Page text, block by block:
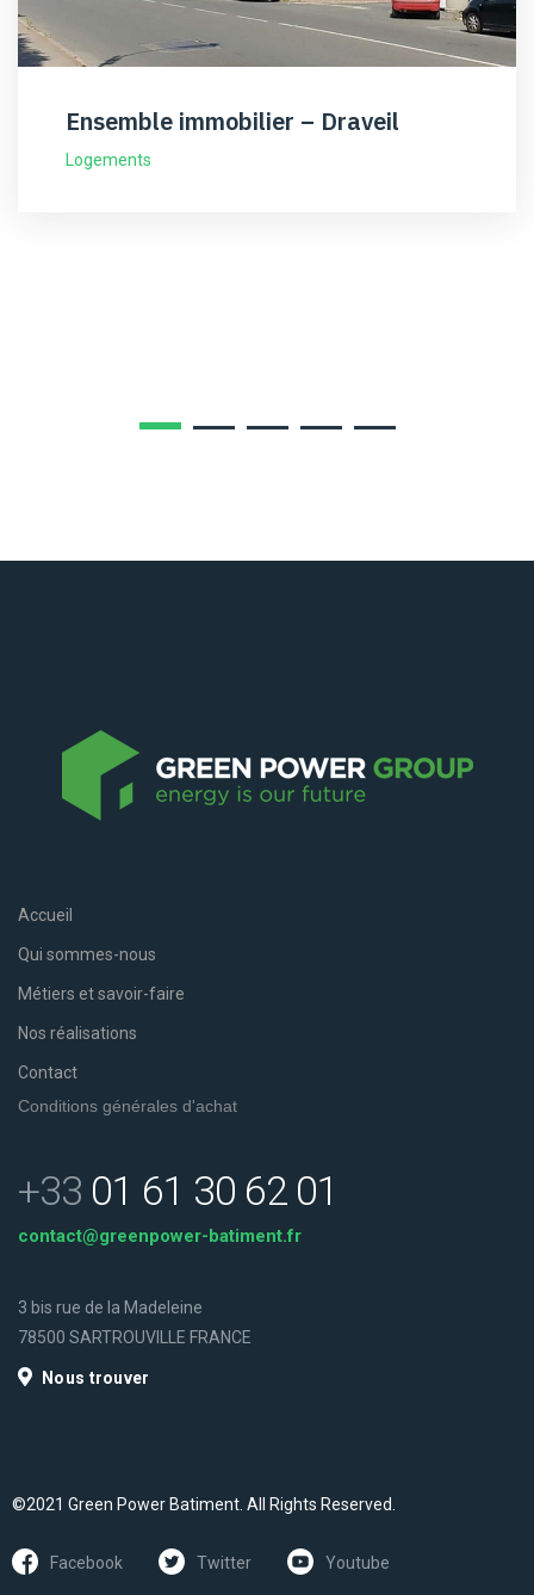
Ensemble immobilier – Draveil
Logements
Accueil
Qui sommes-nous
Métiers et savoir-faire
Nos réalisations
Contact
Conditions générales d'achat
+33 01 61 30 62 01
contact@greenpower-batiment.fr
3 bis rue de la Madeleine
78500 SARTROUVILLE FRANCE
Nous trouver
©2021 Green Power Batiment. All Rights Reserved.
Facebook Twitter Youtube